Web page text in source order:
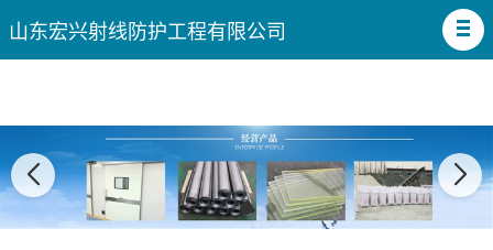
山东宏兴射线防护工程有限公司